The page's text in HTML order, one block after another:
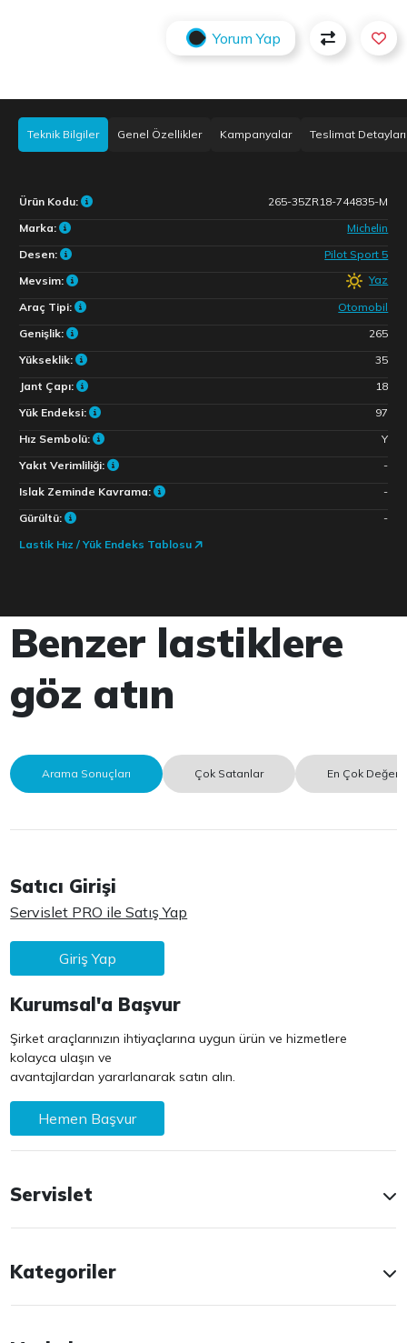
Yorum Yap
Teknik Bilgiler Genel Özellikler Kampanyalar Teslimat Detayları
Ürün Kodu:
265-35ZR18-744835-M
Marka:
Michelin
Desen:
Pilot Sport 5
Mevsim:
Yaz
Araç Tipi:
Otomobil
Genişlik:
265
Yükseklik:
35
Jant Çapı:
18
Yük Endeksi:
97
Hız Sembolü:
Y
Yakıt Verimliliği:
-
Islak Zeminde Kavrama:
-
Gürültü:
-
Lastik Hız / Yük Endeks Tablosu
Benzer lastiklere
göz atın
Arama Sonuçları Çok Satanlar En Çok
Satıcı Girişi
Servislet PRO ile Satış Yap
Giriş Yap
Kurumsal'a Başvur
Şirket araçlarınızın ihtiyaçlarına uygun ürün ve hizmetlere
kolayca ulaşın ve
avantajlardan yararlanarak satın alın.
Hemen Başvur
Servislet
Kategoriler